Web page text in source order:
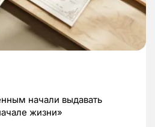
начали выдавать
жизни»